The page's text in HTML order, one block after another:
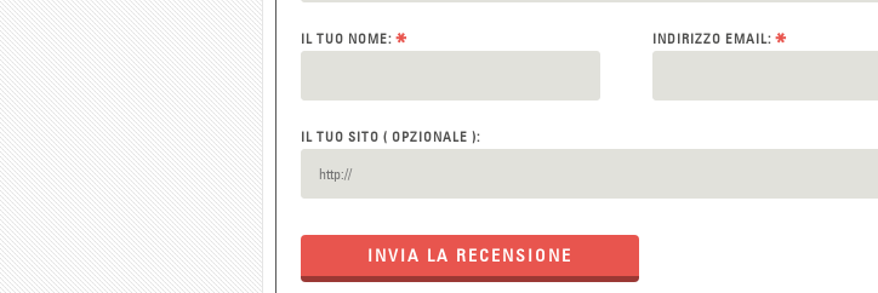
IL TUO NOME: * INDIRIZZO EMAIL:*
IL TUO SITO ( OPZIONALE ):
INVIA LA RECENSIONE